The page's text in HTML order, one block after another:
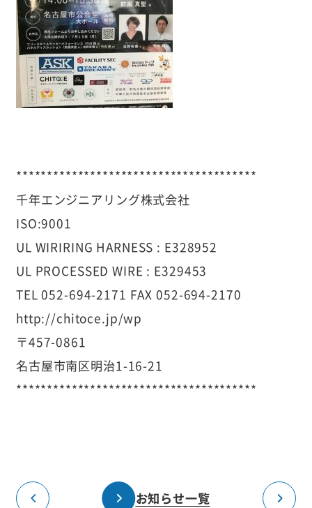
***************************************
千年エンジニアリング株式会社
ISO:9001
UL WIRIRING HARNESS : E328952
UL PROCESSED WIRE : E329453
TEL 052-694-2171 FAX 052-694-2170
http://chitoce.jp/wp
〒457-0861
名古屋市南区明治1-16-21
***************************************
お知らせ一覧